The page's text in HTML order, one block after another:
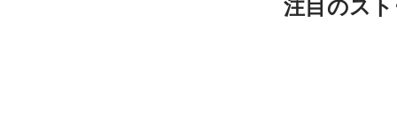
注目のス